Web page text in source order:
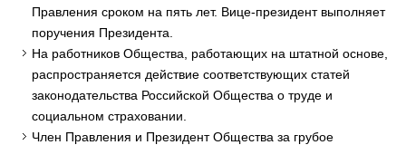
Правления сроком на пять лет. Вице-президент выполняет
поручения Президента.
На работников Общества, работающих на штатной основе,
распространяется действие соответствующих статей
законодательства Российской Общества о труде и
социальном страховании.
Член Правления и Президент Общества за грубое